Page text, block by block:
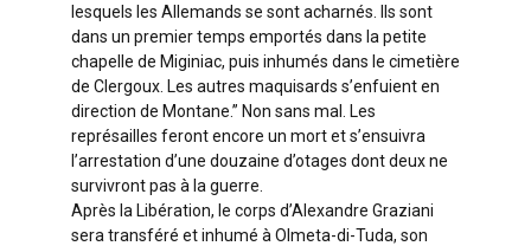
lesquels les Allemands se sont acharnés. Ils sont
dans un premier temps emportés dans la petite
chapelle de Miginiac, puis inhumés dans le cimetière
de Clergoux. Les autres maquisards s’enfuient en
direction de Montane.” Non sans mal. Les
représailles feront encore un mort et s’ensuivra
l’arrestation d’une douzaine d’otages dont deux ne
survivront pas à la guerre.
Après la Libération, le corps d’Alexandre Graziani
sera transféré et inhumé à Olmeta-di-Tuda, son